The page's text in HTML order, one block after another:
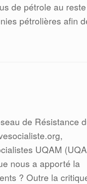
de pétrole au
pétrolières afin
de Résistance
UQAM
nous a apporté la
? Outre la